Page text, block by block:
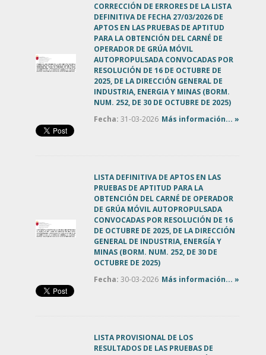
CORRECCIÓN DE ERRORES DE LA LISTA
DEFINITIVA DE FECHA 27/03/2026 DE
APTOS EN LAS PRUEBAS DE APTITUD
PARA LA OBTENCIÓN DEL CARNÉ DE
OPERADOR DE GRÚA MÓVIL
AUTOPROPULSADA CONVOCADAS POR
RESOLUCIÓN DE 16 DE OCTUBRE DE
2025, DE LA DIRECCIÓN GENERAL DE
INDUSTRIA, ENERGIA Y MINAS (BORM.
NUM. 252, DE 30 DE OCTUBRE DE 2025)
Fecha: 31-03-2026 Más información... »
LISTA DEFINITIVA DE APTOS EN LAS
PRUEBAS DE APTITUD PARA LA
OBTENCIÓN DEL CARNÉ DE OPERADOR
DE GRÚA MÓVIL AUTOPROPULSADA
CONVOCADAS POR RESOLUCIÓN DE 16
DE OCTUBRE DE 2025, DE LA DIRECCIÓN
GENERAL DE INDUSTRIA, ENERGÍA Y
MINAS (BORM. NUM. 252, DE 30 DE
OCTUBRE DE 2025)
Fecha: 30-03-2026 Más información... »
LISTA PROVISIONAL DE LOS
RESULTADOS DE LAS PRUEBAS DE